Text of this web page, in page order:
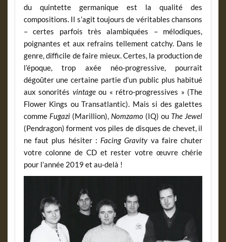
du quintette germanique est la qualité des
compositions. Il s’agit toujours de véritables chansons
– certes parfois très alambiquées – mélodiques,
poignantes et aux refrains tellement catchy. Dans le
genre, difficile de faire mieux. Certes, la production de
l’époque, trop axée néo-progressive, pourrait
dégoûter une certaine partie d’un public plus habitué
aux sonorités vintageou « rétro-progressives » (The
Flower Kings ou Transatlantic). Mais si des galettes
comme Fugazi(Marillion), Nomzamo (IQ) ou The Jewel
(Pendragon) forment vos piles de disques de chevet, il
ne faut plus hésiter : Facing Gravityva faire chuter
votre colonne de CD et rester votre œuvre chérie
pour l’année 2019 et au-delà !